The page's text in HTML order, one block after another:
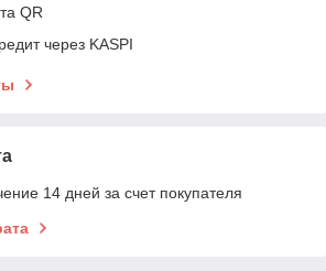
QR
через KASPI
14 дней за счет покупателя